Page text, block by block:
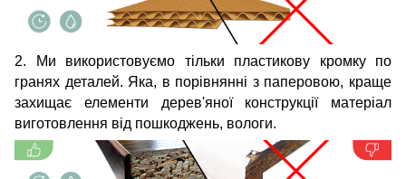
2. Ми використовуємо тільки пластикову кромку по
гранях деталей. Яка, в порівнянні з паперовою, краще
захищає елементи дерев'яної конструкції матеріал
виготовлення від пошкоджень, вологи.